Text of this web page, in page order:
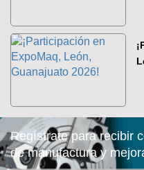
Regístrate para recibir
de manufactura y